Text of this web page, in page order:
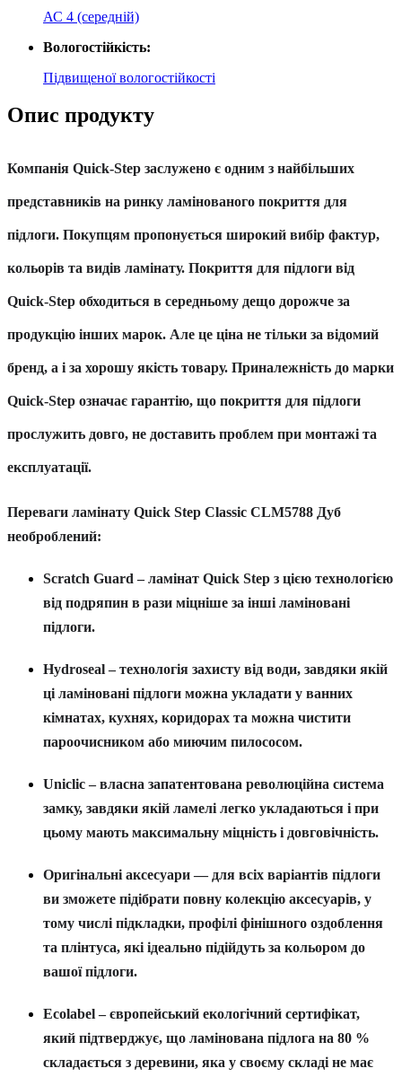
АС 4 (середній)
Вологостійкість:
Підвищеної вологостійкості
Опис продукту
Компанія Quick-Step заслужено є одним з найбільших
представників на ринку ламінованого покриття для
підлоги. Покупцям пропонується широкий вибір фактур,
кольорів та видів ламінату. Покриття для підлоги від
Quick-Step обходиться в середньому дещо дорожче за
продукцію інших марок. Але це ціна не тільки за відомий
бренд, а і за хорошу якість товару. Приналежність до марки
Quick-Step означає гарантію, що покриття для підлоги
прослужить довго, не доставить проблем при монтажі та
експлуатації.
Переваги ламінату Quick Step Classic CLM5788 Дуб
необроблений:
Scratch Guard – ламінат Quick Step з цією технологією
від подряпин в рази міцніше за інші ламіновані
підлоги.
Hydroseal– технологія захисту від води, завдяки якій
ці ламіновані підлоги можна укладати у ванних
кімнатах, кухнях, коридорах та можна чистити
пароочисником або миючим пилососом.
Uniclic– власна запатентована революційна система
замку, завдяки якій ламелі легко укладаються і при
цьому мають максимальну міцність і довговічність.
Оригінальні аксесуари— для всіх варіантів підлоги
ви зможете підібрати повну колекцію аксесуарів, у
тому числі підкладки, профілі фінішного оздоблення
та плінтуса, які ідеально підійдуть за кольором до
вашої підлоги.
Ecolabel– європейський екологічний сертифікат,
який підтверджує, що ламінована підлога на 80 %
складається з деревини, яка у своєму складі не має